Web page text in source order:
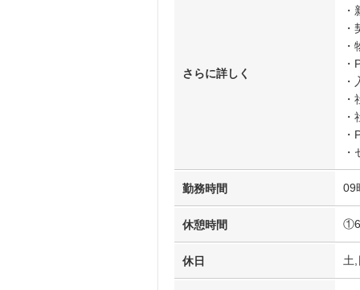
さらに詳しく
勤務時間 09
休憩時間
休日 土